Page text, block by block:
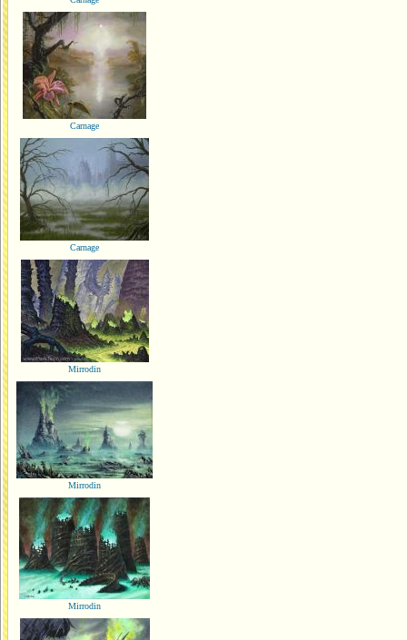
Carnage
Carnage
Mirrodin
Mirrodin
Mirrodin